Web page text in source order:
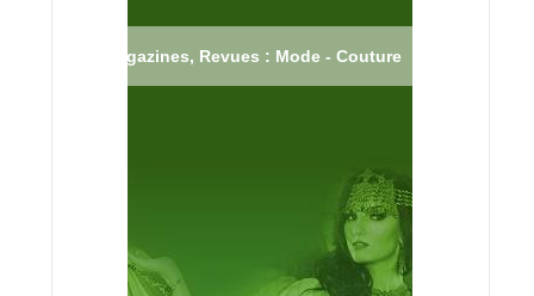
Magazines, Revues : Mode - Couture